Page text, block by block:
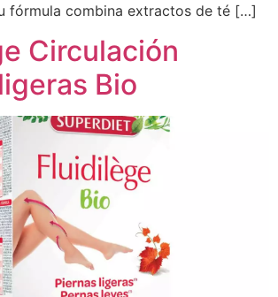
fórmula combina extractos de té […]
Circulación
Bio